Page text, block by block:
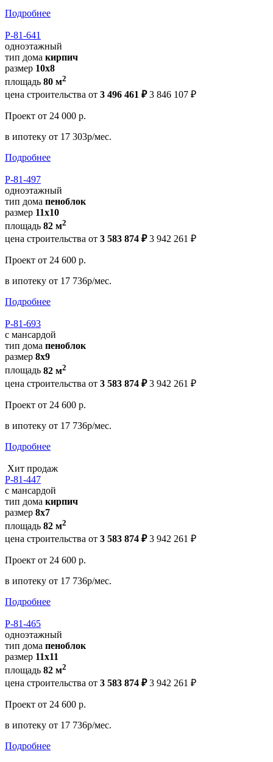
Подробнее
Р-81-641
одноэтажный
тип дома кирпич
размер 10х8
площадь 80 м2
цена строительства от 3 496 461 ₽ 3 846 107 ₽
Проект от 24 000 р.
в ипотеку от 17 303р/мес.
Подробнее
Р-81-497
одноэтажный
тип дома пеноблок
размер 11х10
площадь 82 м2
цена строительства от 3 583 874 ₽ 3 942 261 ₽
Проект от 24 600 р.
в ипотеку от 17 736р/мес.
Подробнее
Р-81-693
с мансардой
тип дома пеноблок
размер 8x9
площадь 82 м2
цена строительства от 3 583 874 ₽ 3 942 261 ₽
Проект от 24 600 р.
в ипотеку от 17 736р/мес.
Подробнее
Хит продаж
Р-81-447
с мансардой
тип дома кирпич
размер 8х7
площадь 82 м2
цена строительства от 3 583 874 ₽ 3 942 261 ₽
Проект от 24 600 р.
в ипотеку от 17 736р/мес.
Подробнее
Р-81-465
одноэтажный
тип дома пеноблок
размер 11х11
площадь 82 м2
цена строительства от 3 583 874 ₽ 3 942 261 ₽
Проект от 24 600 р.
в ипотеку от 17 736р/мес.
Подробнее